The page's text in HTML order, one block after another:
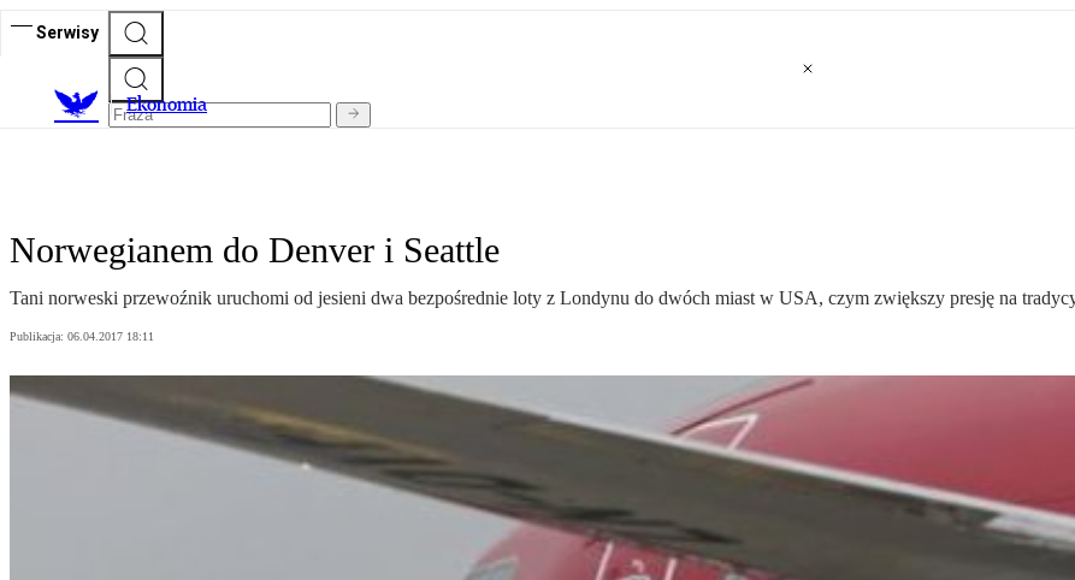
Serwisy
Ekonomia
Norwegianem do Denver i Seattle
Tani norweski przewoźnik uruchomi od jesieni dwa bezpośrednie loty z Londynu do dwóch miast w USA, czym zwiększy presję na
Publikacja: 06.04.2017 18:11